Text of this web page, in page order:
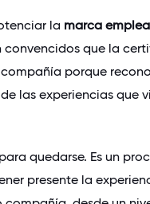
la marca
convencidos que la
porque
las experiencias que
quedarse. Es un
presente la